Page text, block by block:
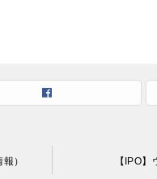
） 【IPO